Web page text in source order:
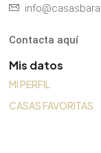
Contacta aquí
Mis datos
MI PERFIL
CASAS FAVORITAS